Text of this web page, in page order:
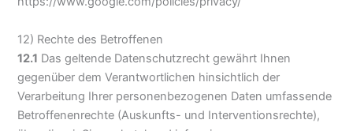
12) Rechte des Betroffenen
12.1 Das geltende Datenschutzrecht gewährt Ihnen
gegenüber dem Verantwortlichen hinsichtlich der
Verarbeitung Ihrer personenbezogenen Daten umfassende
Betroffenenrechte (Auskunfts- und Interventionsrechte),